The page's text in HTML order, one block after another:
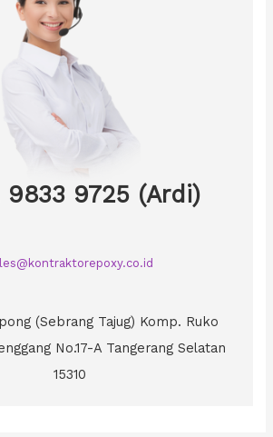
9833 9725 (Ardi)
(Sebrang Tajug) Komp. Ruko
No.17-A Tangerang Selatan
15310